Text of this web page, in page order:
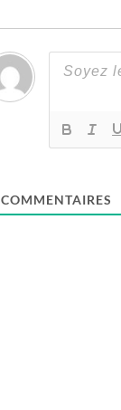
COMMENTAIRES